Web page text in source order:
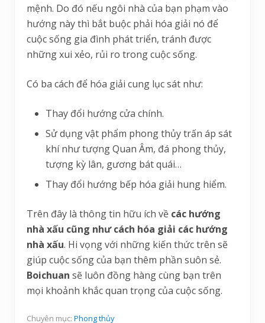
mệnh. Do đó nếu ngôi nhà của bạn phạm vào
hướng này thì bắt buộc phải hóa giải nó để
cuộc sống gia đình phát triển, tránh được
những xui xẻo, rủi ro trong cuộc sống.
Có ba cách để hóa giải cung lục sát như:
Thay đổi hướng cửa chính.
Sử dụng vật phẩm phong thủy trấn áp sát
khí như tượng Quan Âm, đá phong thủy,
tượng kỳ lân, gương bát quái…
Thay đổi hướng bếp hóa giải hung hiểm.
Trên đây là thông tin hữu ích về các hướng
nhà xấu cũng như cách hóa giải các hướng
nhà xấu. Hi vọng với những kiến thức trên sẽ
giúp cuộc sống của bạn thêm phần suôn sẻ.
Boichuan sẽ luôn đồng hàng cùng bạn trên
mọi khoảnh khắc quan trọng của cuộc sống.
Chuyên mục: Phong thủy